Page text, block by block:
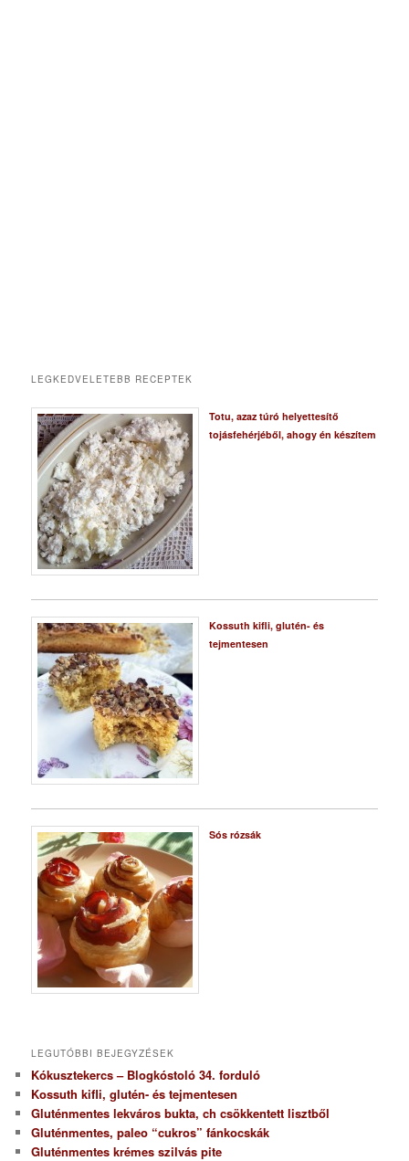
LEGKEDVELETEBB RECEPTEK
Totu, azaz túró helyettesítő
tojásfehérjéből, ahogy én készítem
Kossuth kifli, glutén- és
tejmentesen
Sós rózsák
LEGUTÓBBI BEJEGYZÉSEK
Kókusztekercs – Blogkóstoló 34. forduló
Kossuth kifli, glutén- és tejmentesen
Gluténmentes lekváros bukta, ch csökkentett lisztből
Gluténmentes, paleo “cukros” fánkocskák
Gluténmentes krémes szilvás pite